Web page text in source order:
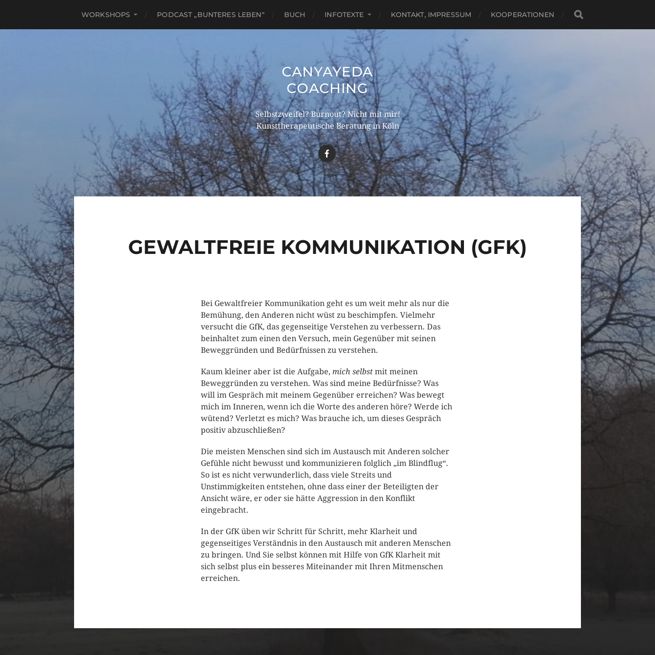
WORKSHOPS PODCAST „BUNTERES LEBEN“ BUCH INFOTEXTE KONTAKT, IMPRESSUM KOOPERATIONEN
CANYAYEDA
COACHING
Selbstzweifel? Burnout? Nicht mit mir!
Kunsttherapeutische Beratung in Köln
GEWALTFREIE KOMMUNIKATION (GFK)
Bei Gewaltfreier Kommunikation geht es um weit mehr als nur die
Bemühung, den Anderen nicht wüst zu beschimpfen. Vielmehr
versucht die GfK, das gegenseitige Verstehen zu verbessern. Das
beinhaltet zum einen den Versuch, mein Gegenüber mit seinen
Beweggründen und Bedürfnissen zu verstehen.
Kaum kleiner aber ist die Aufgabe, mich selbst mit meinen
Beweggründen zu verstehen. Was sind meine Bedürfnisse? Was
will im Gespräch mit meinem Gegenüber erreichen? Was bewegt
mich im Inneren, wenn ich die Worte des anderen höre? Werde ich
wütend? Verletzt es mich? Was brauche ich, um dieses Gespräch
positiv abzuschließen?
Die meisten Menschen sind sich im Austausch mit Anderen solcher
Gefühle nicht bewusst und kommunizieren folglich „im Blindflug“.
So ist es nicht verwunderlich, dass viele Streits und
Unstimmigkeiten entstehen, ohne dass einer der Beteiligten der
Ansicht wäre, er oder sie hätte Aggression in den Konflikt
eingebracht.
In der GfK üben wir Schritt für Schritt, mehr Klarheit und
gegenseitiges Verständnis in den Austausch mit anderen Menschen
zu bringen. Und Sie selbst können mit Hilfe von GfK Klarheit mit
sich selbst plus ein besseres Miteinander mit Ihren Mitmenschen
erreichen.